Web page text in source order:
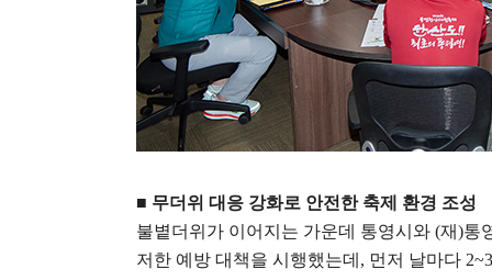
■ 무더위 대응 강화로 안전한 축제 환경 조성
불볕더위가 이어지는 가운데 통영시와 (재)통
저한 예방 대책을 시행했는데 , 먼저 날마다 2~3